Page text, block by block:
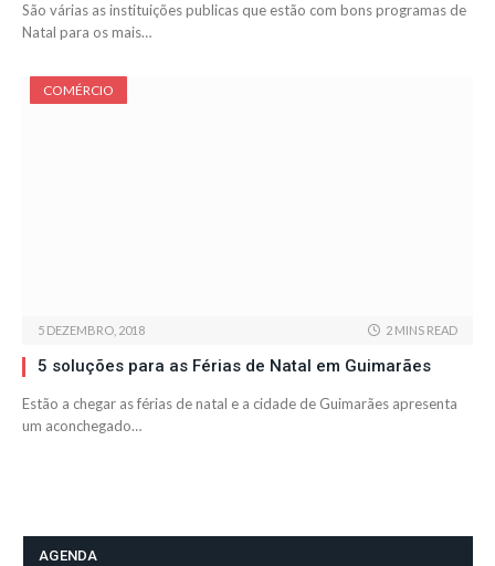
São várias as instituições publicas que estão com bons programas de
Natal para os mais…
COMÉRCIO
5 DEZEMBRO, 2018 2 MINS READ
5 soluções para as Férias de Natal em Guimarães
Estão a chegar as férias de natal e a cidade de Guimarães apresenta
um aconchegado…
AGENDA